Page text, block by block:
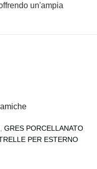
un'ampia
GRES PORCELLANATO
PER ESTERNO